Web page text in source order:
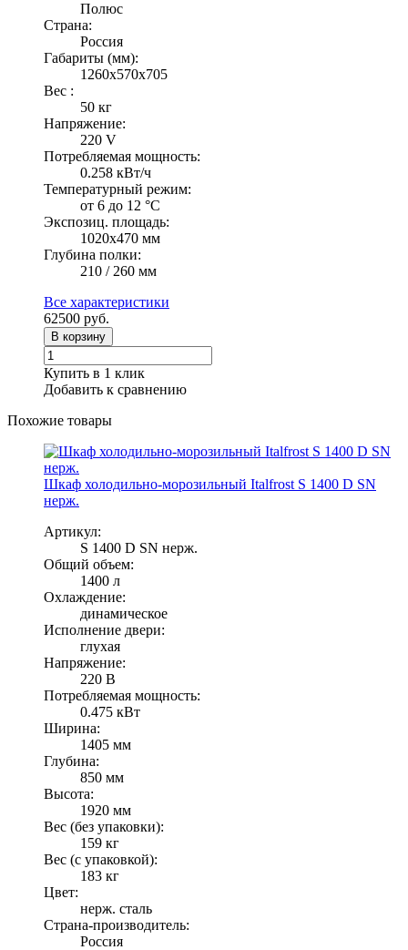
Полюс
Страна:
Россия
Габариты (мм):
1260x570x705
Вес :
50 кг
Напряжение:
220 V
Потребляемая мощность:
0.258 кВт/ч
Температурный режим:
от 6 до 12 °С
Экспозиц. площадь:
1020х470 мм
Глубина полки:
210 / 260 мм
Все характеристики
62500 руб.
В корзину
Купить в 1 клик
Добавить к сравнению
Похожие товары
Шкаф холодильно-морозильный Italfrost S 1400 D SN
нерж.
Артикул:
S 1400 D SN нерж.
Общий объем:
1400 л
Охлаждение:
динамическое
Исполнение двери:
глухая
Напряжение:
220 В
Потребляемая мощность:
0.475 кВт
Ширина:
1405 мм
Глубина:
850 мм
Высота:
1920 мм
Вес (без упаковки):
159 кг
Вес (с упаковкой):
183 кг
Цвет:
нерж. сталь
Страна-производитель:
Россия